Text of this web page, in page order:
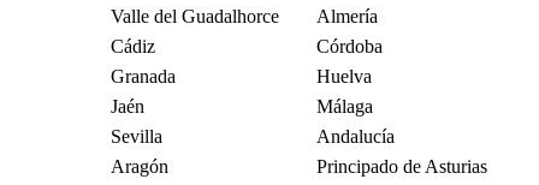
Valle del Guadalhorce
Almería
Cádiz
Córdoba
Granada
Huelva
Jaén
Málaga
Sevilla
Andalucía
Aragón
Principado de Asturias